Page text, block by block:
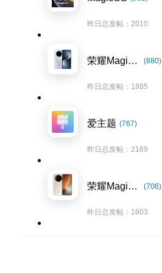
昨日总发帖：2010
荣耀Magic7系列 (880)
昨日总发帖：1885
爱主题 (767)
昨日总发帖：2169
荣耀Magic8系列 (706)
昨日总发帖：1603